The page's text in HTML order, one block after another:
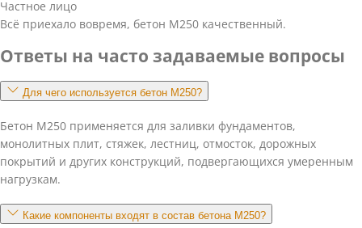
Частное лицо
Всё приехало вовремя, бетон М250 качественный.
Ответы на часто задаваемые вопросы
Для чего используется бетон М250?
Бетон М250 применяется для заливки фундаментов,
монолитных плит, стяжек, лестниц, отмосток, дорожных
покрытий и других конструкций, подвергающихся умеренным
нагрузкам.
Какие компоненты входят в состав бетона М250?